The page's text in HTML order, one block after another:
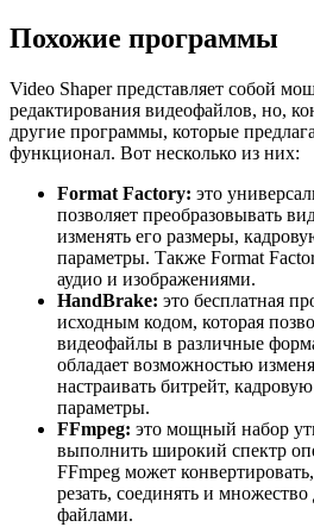
Похожие программы
Video Shaper представляет собой
редактирования видеофайлов, но,
другие программы, которые
функционал. Вот несколько из них:
Format Factory: это
позволяет преобразовывать
изменять его размеры,
параметры. Также Format
аудио и изображениями.
HandBrake: это бесплатная
исходным кодом, которая
видеофайлы в различные
обладает возможностью
настраивать битрейт,
параметры.
FFmpeg: это мощный набор
выполнить широкий спектр
FFmpeg может
резать, соединять и
файлами.